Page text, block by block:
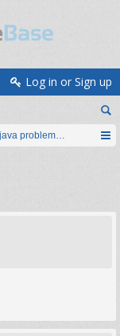
Log in or Sign up
problema i prijedlozi